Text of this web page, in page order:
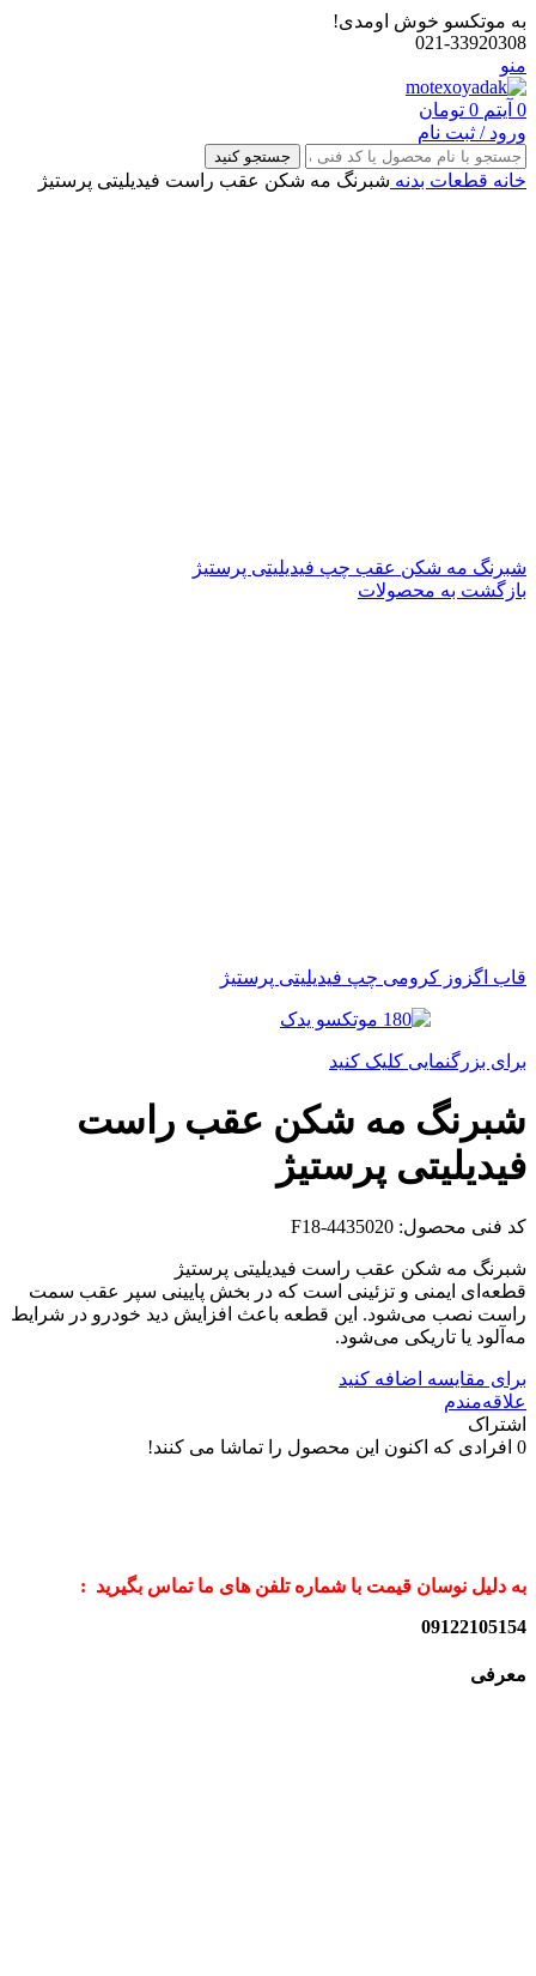
به موتکسو خوش اومدی!
021-33920308
منو
0 آیتم 0 تومان
ورود / ثبت نام
جستجو کنید
خانه قطعات بدنه شبرنگ مه شکن عقب راست فیدیلیتی پرستیژ
شبرنگ مه شکن عقب چپ فیدیلیتی پرستیژ
بازگشت به محصولات
قاب اگزوز کرومی چپ فیدیلیتی پرستیژ
برای بزرگنمایی کلیک کنید
شبرنگ مه شکن عقب راست
فیدیلیتی پرستیژ
کد فنی محصول: F18-4435020
شبرنگ مه شکن عقب راست فیدیلیتی پرستیژ
قطعه‌ای ایمنی و تزئینی است که در بخش پایینی سپر عقب سمت
راست نصب می‌شود. این قطعه باعث افزایش دید خودرو در شرایط
مه‌آلود یا تاریکی می‌شود.
برای مقایسه اضافه کنید
علاقه‌مندم
اشتراک
0 افرادی که اکنون این محصول را تماشا می کنند!
به دلیل نوسان قیمت با شماره تلفن های ما تماس بگیرید :
09122105154
معرفی